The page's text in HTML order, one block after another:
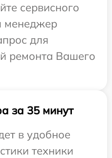
сервисного
менеджер
для
ремонта Вашего
за 35 минут
в удобное
техники